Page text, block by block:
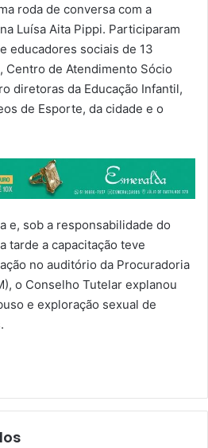
roda de conversa com a
Luísa Aita Pippi. Participaram
educadores sociais de 13
Centro de Atendimento Sócio
diretoras da Educação Infantil,
de Esporte, da cidade e o
e, sob a responsabilidade do
tarde a capacitação teve
no auditório da Procuradoria
o Conselho Tutelar explanou
e exploração sexual de